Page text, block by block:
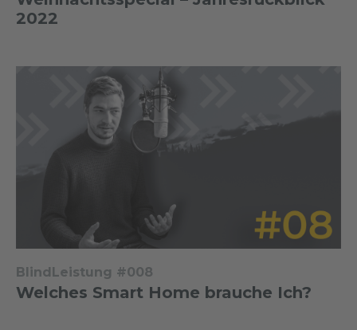
2022
BlindLeistung #008
Welches Smart Home brauche Ich?